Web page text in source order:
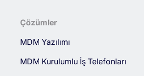
Çözümler
MDM Yazılımı
MDM Kurulumlu İş Telefonları